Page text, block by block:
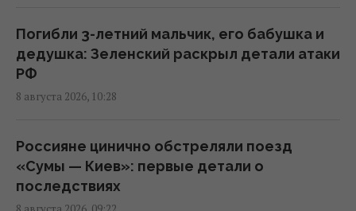
атаки россиян
09:26 суббота, 08 августа 2026
Россия нашла слабое место украинской
08:30 суббота, 08 августа 2026
Россияне в очередной раз атаковали Киев:
Погибли 3-летний мальчик, его бабушка и
дедушка: Зеленский раскрыл детали атаки
РФ
8 августа 2026, 10:28
Россияне цинично обстреляли поезд
«Сумы — Киев»: первые детали о
последствиях